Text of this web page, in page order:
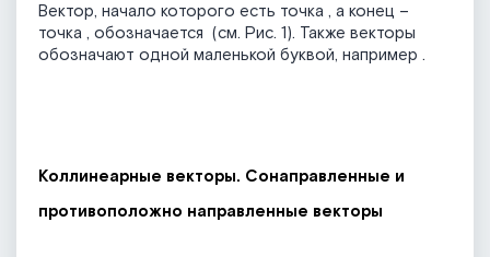
Вектор, начало которого есть точка , а конец –
точка , обозначается (см. Рис. 1). Также векторы
обозначают одной маленькой буквой, например .
Коллинеарные векторы. Сонаправленные и
противоположно направленные векторы